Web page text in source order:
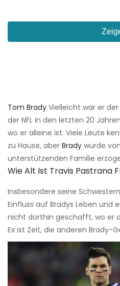
Tom Brady Vielleicht war er
der NFL in den letzten 20
wo er alleine ist. Viele Leute
zu Hause, aber Brady wurde
unterstützenden Familie
Wie Alt Ist Travis Pastrana
Insbesondere seine
Einfluss auf Bradys Leben und
nicht dorthin geschafft, wo er
Es ist Zeit, die anderen Brady-